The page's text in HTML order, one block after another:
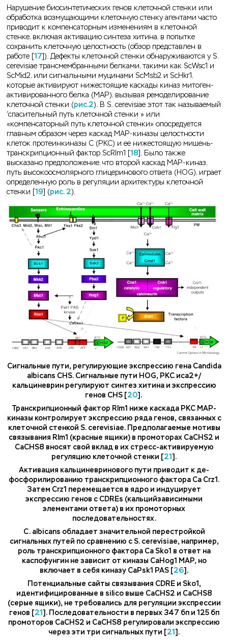
Нарушение биосинтетических генов клеточной стенки или
обработка возмущающими клеточную стенку агентами часто
приводит к компенсаторным изменениям в клеточной
стенке, включая активацию синтеза хитина, в попытке
сохранить клеточную целостность (обзор представлен в
работе [17]). Дефекты клеточной стенки обнаруживаются у S.
cerevisiae трансмембранными белками, такими как ScWsc1 и
ScMid2, или сигнальными муцинами ScMsb2 и ScHkr1,
которые активируют нижестоящие каскады киназ митоген-
активированного белка (MAP), вызывая ремоделирование
клеточной стенки (рис.2). В S. cerevisiae этот так называемый
‘спасительный путь клеточной стенки » или
«компенсаторный путь клеточной стенки» опосредуется
главным образом через каскад MAP-киназы целостности
клеток протеинкиназы С (PKC) и ее нижестоящую мишень-
транскрипционный фактор ScRlm1 [18]. Было также
высказано предположение, что второй каскад MAP-киназ,
путь высокоосмолярного глицеринового ответа (HOG), играет
определенную роль в регуляции архитектуры клеточной
стенки [19] (рис. 2).
Сигнальные пути, регулирующие экспрессию гена Candida
albicans CHS. Сигнальные пути HOG, PKC иca2+/
кальциневрин регулируют синтез хитина и экспрессию
генов CHS [20].
Транскрипционный фактор Rlm1 ниже каскада PKC MAP-
киназы контролирует экспрессию ряда генов, связанных с
клеточной стенкой S. cerevisiae. Предполагаемые мотивы
связывания Rlm1 (красные ящики) в промоторах CaCHS2 и
CaCHS8 вносят свой вклад в их стресс-активируемую
регуляцию клеточной стенки [21 ].
Активация кальциневринового пути приводит к де-
фосфорилированию транскрипционного фактора Ca Crz1.
Затем Crz1 перемещается в ядро и индуцирует
экспрессию генов с CDREs (кальцийзависимыми
элементами ответа) в их промоторных
последовательностях.
C. albicans обладает значительной перестройкой
сигнальных путей по сравнению с S. cerevisiae, например,
роль транскрипционного фактора Ca Sko1 в ответ на
каспофунгин не зависит от киназы CaHog1 MAP, но
включает в себя киназу CaPsk1 PAS [26].
Потенциальные сайты связывания CDRE и Sko1,
идентифицированные в silico выше CaCHS2 и CaCHS8
(серые ящики), не требовались для регуляции экспрессии
генов [21 ]. Последовательности в первых 347 бп и 125 бп
промоторов CaCHS2 и CaCHS8 регулировали экспрессию
через эти три сигнальных пути [21 ].